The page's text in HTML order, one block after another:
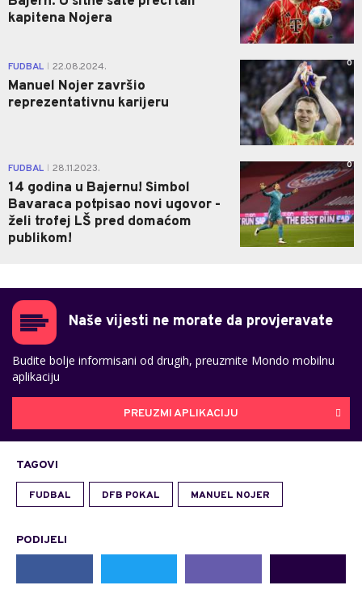
kapitena Nojera
FUDBAL 22.08.2024.
Manuel Nojer završio
reprezentativnu karijeru
0
FUDBAL 28.11.2023.
14 godina u Bajernu! Simbol
Bavaraca potpisao novi ugovor -
želi trofej LŠ pred domaćom
publikom!
0
Naše vijesti ne morate da provjeravate
Budite bolje informisani od drugih, preuzmite Mondo mobilnu
aplikaciju
PREUZMI APLIKACIJU
TAGOVI
FUDBAL DFB POKAL MANUEL NOJER
PODIJELI